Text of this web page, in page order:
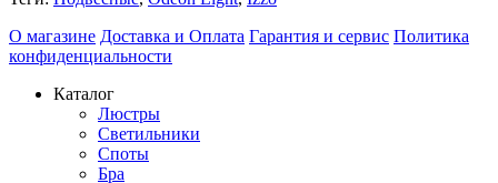
О магазине Доставка и Оплата Гарантия и сервис Политика
конфиденциальности
Каталог
Люстры
Светильники
Споты
Бра